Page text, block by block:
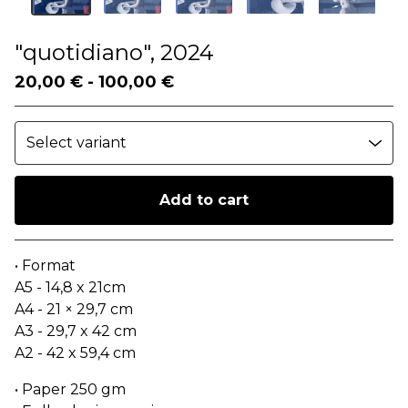
"quotidiano", 2024
20,00 € - 100,00 €
Add to cart
• Format
A5 - 14,8 x 21cm
A4 - 21 × 29,7 cm
A3 - 29,7 x 42 cm
A2 - 42 x 59,4 cm
• Paper 250 gm